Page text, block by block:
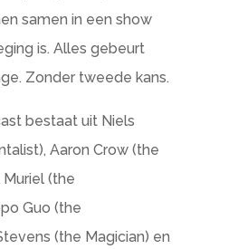
samen in een show
is. Alles gebeurt
Zonder tweede kans.
bestaat uit Niels
Aaron Crow (the
(the
Guo (the
(the Magician) en